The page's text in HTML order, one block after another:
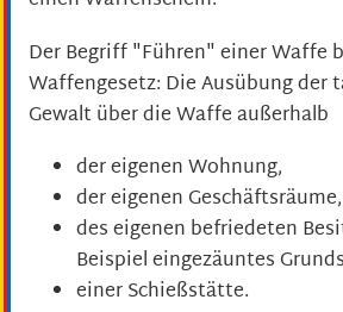
Der Begriff "Führen" einer Waffe
Waffengesetz: Die Ausübung der
Gewalt über die Waffe außerhalb
der eigenen Wohnung,
der eigenen Geschäftsräume,
des eigenen befriedeten
Beispiel eingezäuntes
einer Schießstätte.